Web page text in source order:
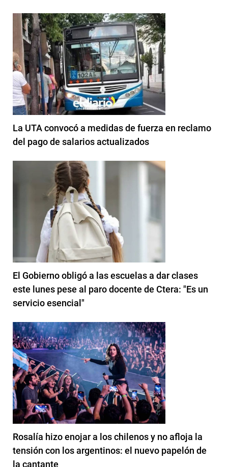
La UTA convocó a medidas de fuerza en reclamo
del pago de salarios actualizados
El Gobierno obligó a las escuelas a dar clases
este lunes pese al paro docente de Ctera: "Es un
servicio esencial"
Rosalía hizo enojar a los chilenos y no afloja la
tensión con los argentinos: el nuevo papelón de
la cantante